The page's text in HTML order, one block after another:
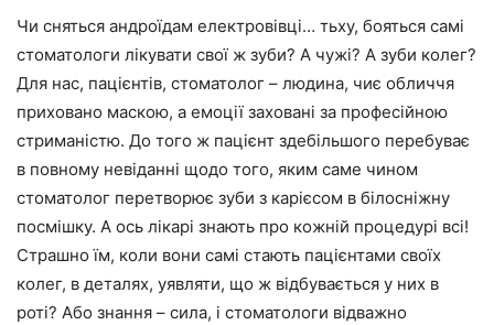
Чи сняться андроїдам електровівці… тьху, бояться самі
стоматологи лікувати свої ж зуби? А чужі? А зуби колег?
Для нас, пацієнтів, стоматолог – людина, чиє обличчя
приховано маскою, а емоції заховані за професійною
стриманістю. До того ж пацієнт здебільшого перебуває
в повному невіданні щодо того, яким саме чином
стоматолог перетворює зуби з карієсом в білосніжну
посмішку. А ось лікарі знають про кожній процедурі всі!
Страшно їм, коли вони самі стають пацієнтами своїх
колег, в деталях, уявляти, що ж відбувається у них в
роті? Або знання – сила, і стоматологи відважно